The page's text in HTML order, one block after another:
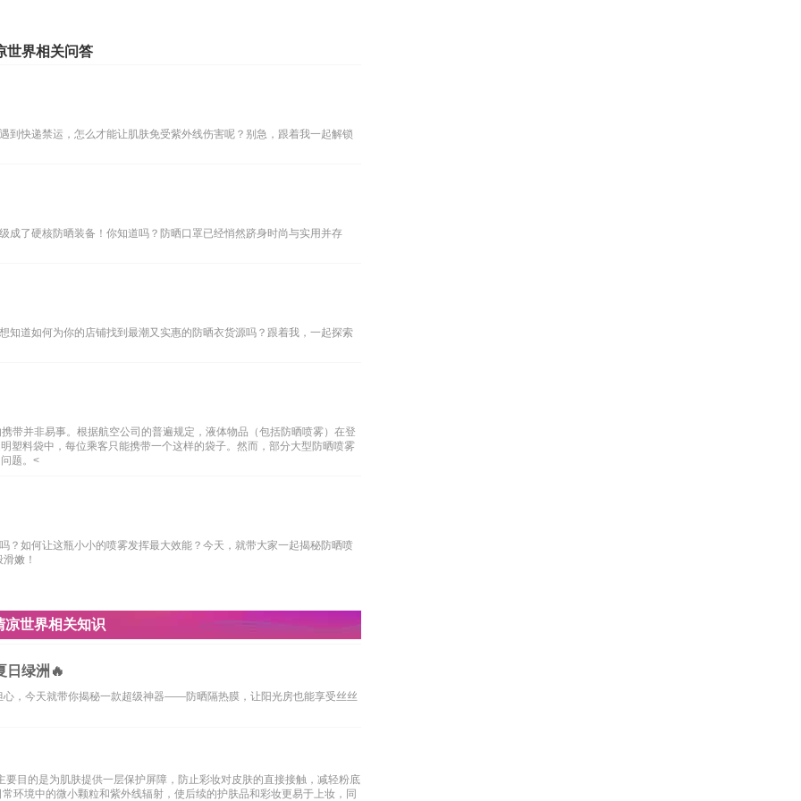
世界相关问答
到快递禁运，怎么才能让肌肤免受紫外线伤害呢？别急，跟着我一起解锁
成了硬核防晒装备！你知道吗？防晒口罩已经悄然跻身时尚与实用并存
知道如何为你的店铺找到最潮又实惠的防晒衣货源吗？跟着我，一起探索
带并非易事。根据航空公司的普遍规定，液体物品（包括防晒喷雾）在登
塑料袋中，每位乘客只能携带一个这样的袋子。然而，部分大型防晒喷雾
题。<
？如何让这瓶小小的喷雾发挥最大效能？今天，就带大家一起揭秘防晒喷
嫩！
凉世界相关知识
日绿洲🔥
，今天就带你揭秘一款超级神器——防晒隔热膜，让阳光房也能享受丝丝
目的是为肌肤提供一层保护屏障，防止彩妆对皮肤的直接接触，减轻粉底
环境中的微小颗粒和紫外线辐射，使后续的护肤品和彩妆更易于上妆，同